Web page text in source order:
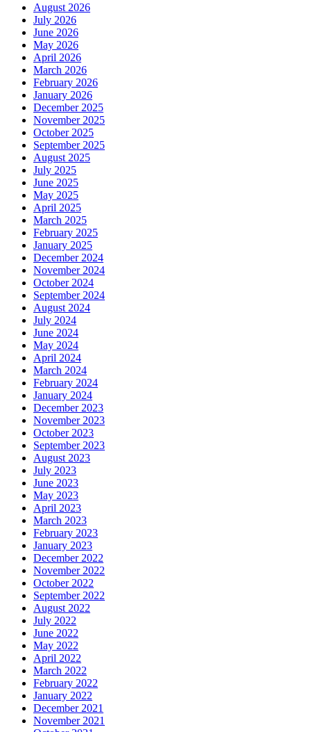
August 2026
July 2026
June 2026
May 2026
April 2026
March 2026
February 2026
January 2026
December 2025
November 2025
October 2025
September 2025
August 2025
July 2025
June 2025
May 2025
April 2025
March 2025
February 2025
January 2025
December 2024
November 2024
October 2024
September 2024
August 2024
July 2024
June 2024
May 2024
April 2024
March 2024
February 2024
January 2024
December 2023
November 2023
October 2023
September 2023
August 2023
July 2023
June 2023
May 2023
April 2023
March 2023
February 2023
January 2023
December 2022
November 2022
October 2022
September 2022
August 2022
July 2022
June 2022
May 2022
April 2022
March 2022
February 2022
January 2022
December 2021
November 2021